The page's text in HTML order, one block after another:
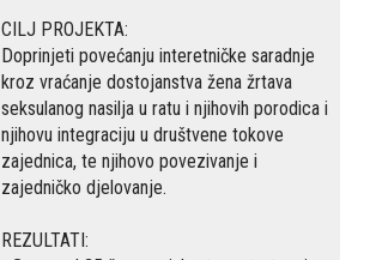
CILJ PROJEKTA:
Doprinjeti povećanju interetničke saradnje
kroz vraćanje dostojanstva žena žrtava
seksulanog nasilja u ratu i njihovih porodica i
njihovu integraciju u društvene tokove
zajednica, te njihovo povezivanje i
zajedničko djelovanje.
REZULTATI: